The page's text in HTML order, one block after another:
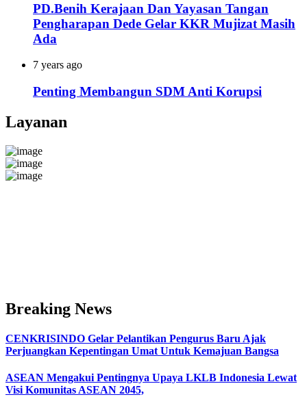
PD.Benih Kerajaan Dan Yayasan Tangan
Pengharapan Dede Gelar KKR Mujizat Masih
Ada
7 years ago
Penting Membangun SDM Anti Korupsi
Layanan
Breaking News
CENKRISINDO Gelar Pelantikan Pengurus Baru Ajak
Perjuangkan Kepentingan Umat Untuk Kemajuan Bangsa
ASEAN Mengakui Pentingnya Upaya LKLB Indonesia Lewat
Visi Komunitas ASEAN 2045,